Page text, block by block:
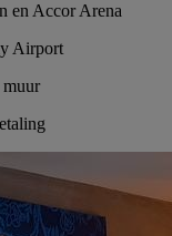
en Accor Arena
Airport
muur